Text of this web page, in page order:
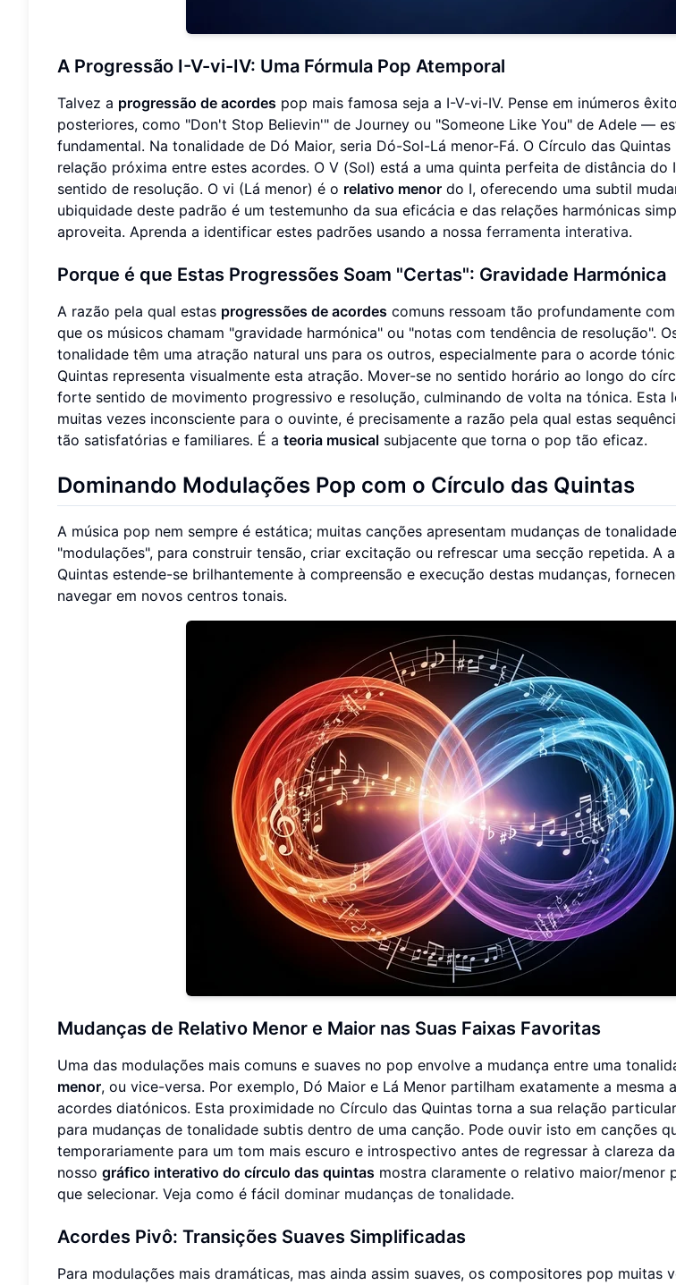
A Progressão I-V-vi-IV: Uma Fórmula Pop Atemporal
Talvez a progressão de acordes pop mais famosa seja a I-V-vi-IV. Pense em inúmeros
posteriores, como "Don't Stop Believin'" de Journey ou "Someone Like You" de Adele —
fundamental. Na tonalidade de Dó Maior, seria Dó-Sol-Lá menor-Fá. O Círculo das
relação próxima entre estes acordes. O V (Sol) está a uma quinta perfeita de distância
sentido de resolução. O vi (Lá menor) é o relativo menor do I, oferecendo uma subtil
ubiquidade deste padrão é um testemunho da sua eficácia e das relações harmónicas
aproveita. Aprenda a identificar estes padrões usando a nossa ferramenta interativa.
Porque é que Estas Progressões Soam "Certas": Gravidade Harmónica
A razão pela qual estas progressões de acordes comuns ressoam tão profundamente
que os músicos chamam "gravidade harmónica" ou "notas com tendência de resolução".
tonalidade têm uma atração natural uns para os outros, especialmente para o acorde
Quintas representa visualmente esta atração. Mover-se no sentido horário ao longo do
forte sentido de movimento progressivo e resolução, culminando de volta na tónica. Esta
muitas vezes inconsciente para o ouvinte, é precisamente a razão pela qual estas
tão satisfatórias e familiares. É a teoria musical subjacente que torna o pop tão eficaz.
Dominando Modulações Pop com o Círculo das Quintas
A música pop nem sempre é estática; muitas canções apresentam mudanças de
"modulações", para construir tensão, criar excitação ou refrescar uma secção repetida. A
Quintas estende-se brilhantemente à compreensão e execução destas mudanças,
navegar em novos centros tonais.
Mudanças de Relativo Menor e Maior nas Suas Faixas Favoritas
Uma das modulações mais comuns e suaves no pop envolve a mudança entre uma
menor, ou vice-versa. Por exemplo, Dó Maior e Lá Menor partilham exatamente a mesma
acordes diatónicos. Esta proximidade no Círculo das Quintas torna a sua relação
para mudanças de tonalidade subtis dentro de uma canção. Pode ouvir isto em canções
temporariamente para um tom mais escuro e introspectivo antes de regressar à clareza
nosso gráfico interativo do círculo das quintas mostra claramente o relativo maior/menor
que selecionar. Veja como é fácil dominar mudanças de tonalidade.
Acordes Pivô: Transições Suaves Simplificadas
Para modulações mais dramáticas, mas ainda assim suaves, os compositores pop muitas